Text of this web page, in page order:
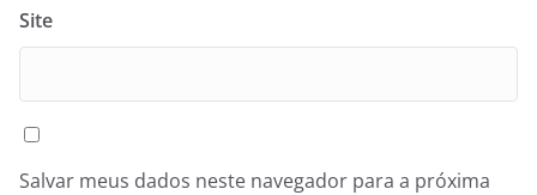
Site
Salvar meus dados neste navegador para a próxima